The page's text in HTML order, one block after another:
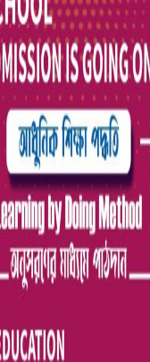
পোস্ট শিক্ষকের